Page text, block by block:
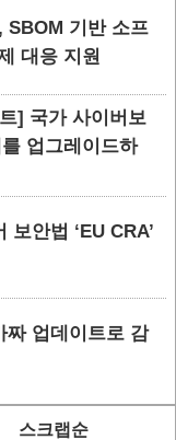
SBOM 기반 소프
대응 지원
] 국가 사이버보
업그레이드하
안법 ‘EU CRA’
짜 업데이트로 감
스크랩순